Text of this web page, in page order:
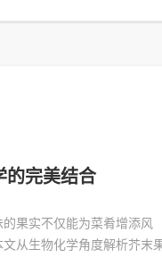
的完美结合
果实不仅能为菜肴增添风
从生物化学角度解析芥末